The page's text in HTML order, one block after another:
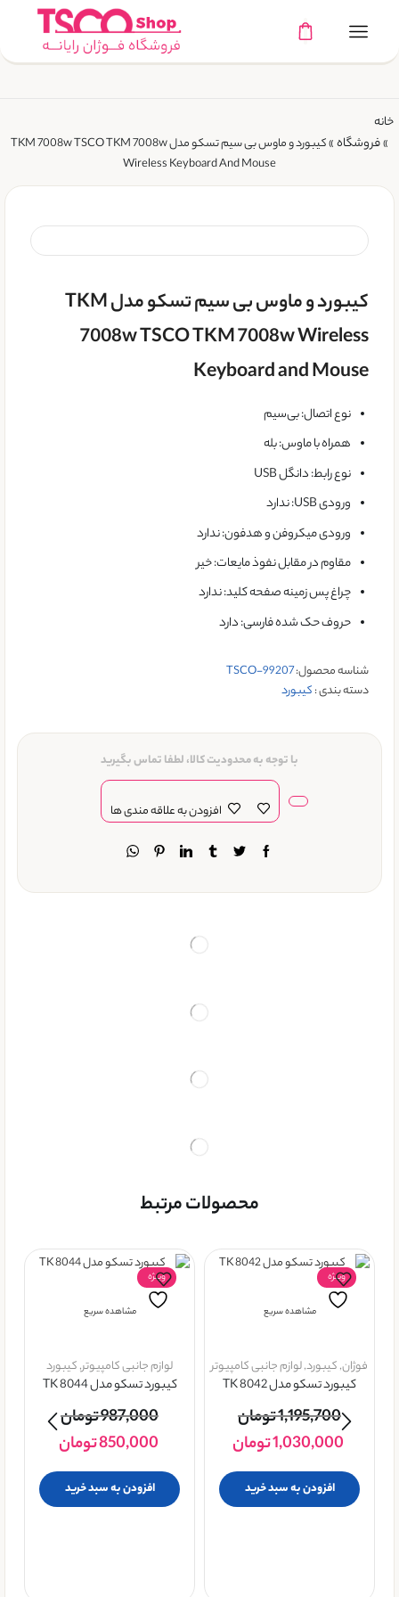
خانه
»فروشگاه»
کیبورد و ماوس بی سیم تسکو مدل TKM 7008w TSCO TKM 7008w
Wireless Keyboard And Mouse
کیبورد و ماوس بی سیم تسکو مدل TKM
7008w TSCO TKM 7008w Wireless
Keyboard and Mouse
نوع اتصال: بی‌سیم
همراه با ماوس: بله
نوع رابط: دانگل USB
ورودی USB: ندارد
ورودی میکروفن و هدفون: ندارد
مقاوم در مقابل نفوذ مایعات: خیر
چراغ‌ پس زمینه صفحه کلید: ندارد
حروف حک شده فارسی: دارد
شناسه محصول:TSCO-99207
دسته بندی :کيبورد
با توجه به محدودیت کالا، لطفا تماس بگیرید
افزودن به علاقه مندی ها
محصولات مرتبط
ویــژه
مشاهده سریع
فوژان,کيبورد,لوازم جانبی کامپیوتر
کیبورد تسکو مدل TK 8042
1,195,700تومان
1,030,000تومان
افزودن به سبد خرید
ویــژه
مشاهده سریع
لوازم جانبی کامپیوتر,کيبورد
کیبورد تسکو مدل TK 8044
987,000تومان
850,000تومان
افزودن به سبد خرید